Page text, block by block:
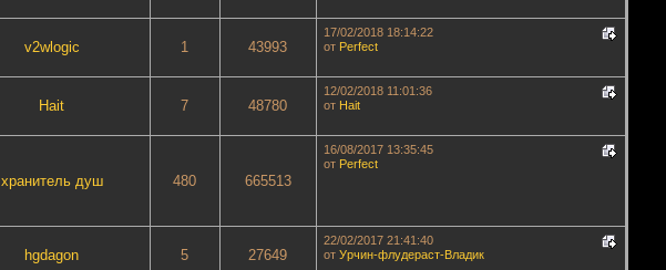
v2wlogic 1 43993
17/02/2018 18:14:22
от Perfect
Hait 7 48780
12/02/2018 11:01:36
от Hait
хранитель душ 480 665513
16/08/2017 13:35:45
от Perfect
hgdagon 5 27649
22/02/2017 21:41:40
отУрчин-флудераст-Владик